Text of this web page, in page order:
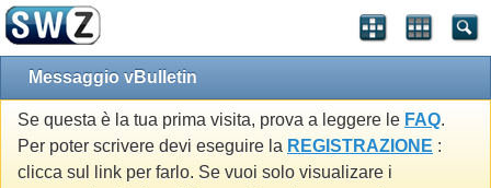
Messaggio vBulletin
Se questa è la tua prima visita, prova a leggere le FAQ.
Per poter scrivere devi eseguire la REGISTRAZIONE :
clicca sul link per farlo. Se vuoi solo visualizare i